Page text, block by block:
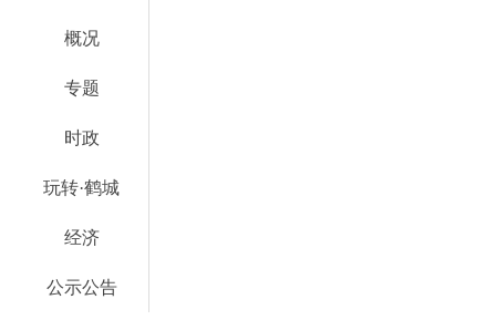
概况
专题
时政
玩转·鹤城
经济
公示公告